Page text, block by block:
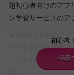
超初心者向けのアプ
ン学習サービスのア
アプリ版は未就学
「サルのモンタを
初心者
45日